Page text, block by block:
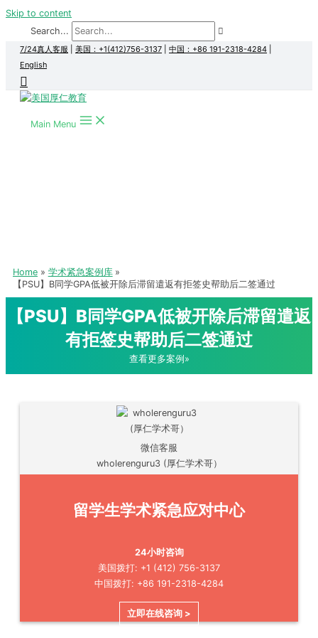
Skip to content
Search...
7/24真人客服 美国：+1(412)756-3137 中国：+86 191-2318-4284
English
Main Menu
Home
学术紧急案例库
【PSU】B同学GPA低被开除后滞留遣返有拒签史帮助后二签通过
【PSU】B同学GPA低被开除后滞留遣返
有拒签史帮助后二签通过
查看更多案例»
微信客服
wholerenguru3 (厚仁学术哥）
留学生学术紧急应对中心
24小时咨询
美国拨打: +1 (412) 756-3137
中国拨打: +86 191-2318-4284
立即在线咨询 >